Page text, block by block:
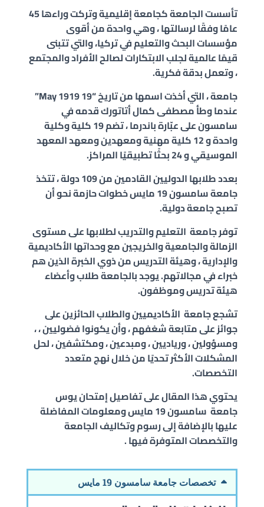
تأسست الجامعة كجامعة إقليمية وتركت وراءها 45
عامًا وفقًا لرسالتها ، وهي واحدة من أقوى
مؤسسات البحث والتعليم في تركيا، والتي تتبنى
قيمًا عالمية لجلب الابتكارات لصالح الأفراد والمجتمع
، وتعمل بدقة فكرية.
جامعة ، التي أخذت اسمها من تاريخ “19 May 1919”
عندما وطأ مصطفى كمال أتاتورك قدمه في
سامسون على عبّارة باندرما ، تضم 19 كلية وكلية
واحدة و 12 كلية مهنية ومعهدين ومعهد المعهد
الموسيقي و 24 بحثًا تطبيقيًا المراكز.
بعدد طلابها الدوليين القادمين من 109 دولة ، تتخذ
جامعة سامسون 19 مايس خطوات حازمة نحو أن
تصبح جامعة دولية.
توفر جامعة التعليم والتدريب لطلابها على مستوى
الزمالة والجامعية والخريجين مع وحداتها الأكاديمية
والإدارية ، وهيئة التدريس من ذوي الخبرة الذين هم
خبراء في مجالاتهم. يوجد بالجامعة طلاب وأعضاء
هيئة تدريس وموظفون.
تشجع جامعة الأكاديميين والطلاب الحائزين على
جوائز على متابعة شغفهم ، وأن يكونوا فضوليين ، ،
ومسؤولين ، ورياديين ، ومبدعين ، ومكتشفين ، لحل
المشكلات الأكثر تحديًا من خلال نهج متعدد
التخصصات.
يحتوي هذا المقال على تفاصيل إمتحان يوس
جامعة سامسون 19 مايس
ومعلومات المفاضلة
عليها بالإضافة إلى رسوم وتكاليف الجامعة
والتخصصات المتوفرة فيها .
تخصصات جامعة سامسون 19 مايس